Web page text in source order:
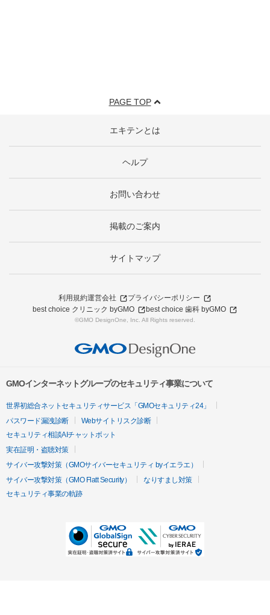
PAGE TOP
エキテンとは
ヘルプ
お問い合わせ
掲載のご案内
サイトマップ
利用規約運営会社
プライバシーポリシー
best choice クリニック byGMO
best choice 歯科 byGMO
©GMO DesignOne, Inc. All Rights reserved.
GMOインターネットグループのセキュリティ事業について
世界初総合ネットセキュリティサービス「GMOセキュリティ24」
パスワード漏洩診断
Webサイトリスク診断
セキュリティ相談AIチャットボット
実在証明・盗聴対策
サイバー攻撃対策（GMOサイバーセキュリティ byイエラエ）
サイバー攻撃対策（GMO Flatt Security）
なりすまし対策
セキュリティ事業の軌跡